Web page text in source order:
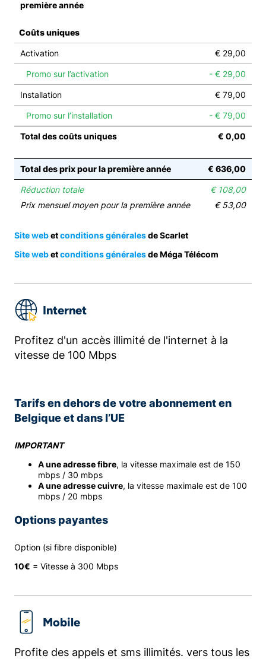
première année
Coûts uniques
Activation € 29,00
Promo sur l’activation - € 29,00
Installation € 79,00
Promo sur l’installation - € 79,00
Total des coûts uniques € 0,00
Total des prix pour la première année € 636,00
Réduction totale
€ 108,00
Prix mensuel moyen pour la première année
€ 53,00
Site webetconditions généralesde Scarlet
Site webetconditions généralesde Méga Télécom
Internet
Profitez d'un accès illimité de l'internet à la
vitesse de 100 Mbps
Tarifs en dehors de votre abonnement en
Belgique et dans l’UE
IMPORTANT
A une adresse fibre, la vitesse maximale est de 150
mbps / 30 mbps
A une adresse cuivre, la vitesse maximale est de 100
mbps / 20 mbps
Options payantes
Option (si fibre disponible)
10€ = Vitesse à 300 Mbps
Mobile
Profite des appels et sms illimités. vers tous les